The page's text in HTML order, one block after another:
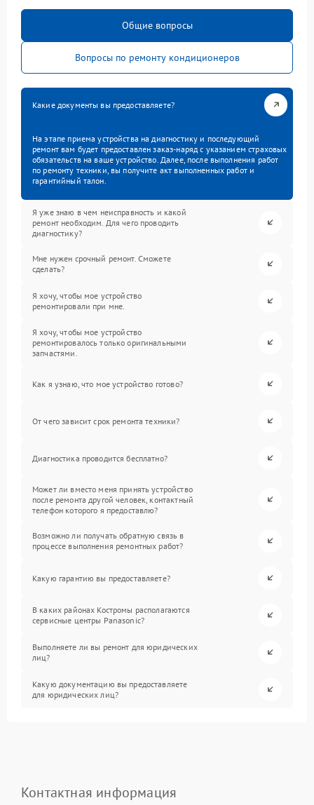
Общие вопросы
Вопросы по ремонту кондиционеров
Какие документы вы предоставляете?
На этапе приема устройства на диагностику и последующий
ремонт вам будет предоставлен заказ-наряд с указанием страховых
обязательств на ваше устройство. Далее, после выполнения работ
по ремонту техники, вы получите акт выполненных работ и
гарантийный талон.
Я уже знаю в чем неисправность и какой
ремонт необходим. Для чего проводить
диагностику?
Мне нужен срочный ремонт. Сможете
сделать?
Я хочу, чтобы мое устройство
ремонтировали при мне.
Я хочу, чтобы мое устройство
ремонтировалось только оригинальными
запчастями.
Как я узнаю, что мое устройство готово?
От чего зависит срок ремонта техники?
Диагностика проводится бесплатно?
Может ли вместо меня принять устройство
после ремонта другой человек, контактный
телефон которого я предоставлю?
Возможно ли получать обратную связь в
процессе выполнения ремонтных работ?
Какую гарантию вы предоставляете?
В каких районах Костромы располагаются
сервисные центры Panasonic?
Выполняете ли вы ремонт для юридических
лиц?
Какую документацию вы предоставляете
для юридических лиц?
Контактная информация